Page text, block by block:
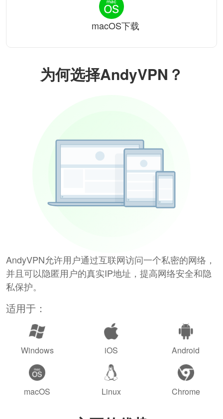
为何选择AndyVPN？
AndyVPN允许用户通过互联网访问一个私密的网络，
并且可以隐匿用户的真实IP地址，提高网络安全和隐
私保护。
适用于：
Windows iOS Android
macOS Linux Chrome
macOS下载